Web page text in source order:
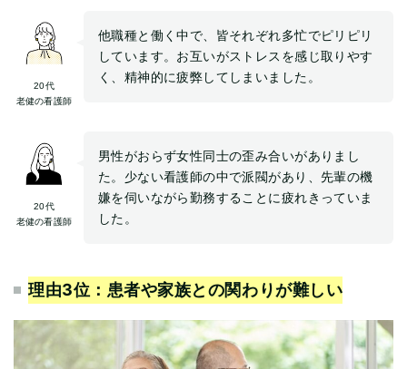
20代
老健の看護師
他職種と働く中で、皆それぞれ多忙でピリピリ
しています。お互いがストレスを感じ取りやす
く、精神的に疲弊してしまいました。
20代
老健の看護師
男性がおらず女性同士の歪み合いがありまし
た。少ない看護師の中で派閥があり、先輩の機
嫌を伺いながら勤務することに疲れきっていま
した。
理由3位： 患者や家族との関わりが難しい